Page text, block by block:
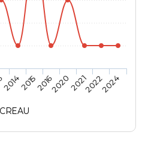
CREAU
2014201520162020202120222024